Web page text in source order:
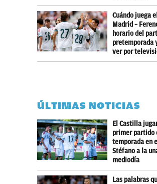
Cuándo juega
Madrid –
horario del
pretemporada
ver por
ÚLTIMAS NOTICIAS
El Castilla
primer partido
temporada en
Stéfano a la
mediodía
Las palabras